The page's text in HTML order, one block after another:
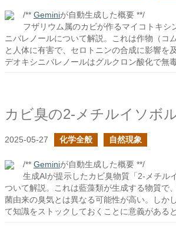
/** Geminiが自動生成した概要 **/
フザリウム属のカビが作るマイコトキシ
ニバレノールについて解説。これは作物（コ
と人体に有害で、セロトニンの合成に影響を
デオキシニバレノールはグルクロン酸化で無
カビ臭の2-メチルイソボ
2025-05-27 化学全般 自然現象
/** Geminiが自動生成した概要 **/
生成AIが提示したカビ臭物質「2-メチル
ついて解説。これは藍藻類が生成する物質で
菌由来の臭気とは異なる可能性が高い。しか
て知識をストックしておくことに意義がある